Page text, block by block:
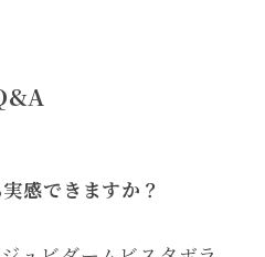
感できますか？